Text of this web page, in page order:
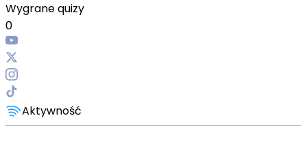
Wygrane quizy
0
Aktywność